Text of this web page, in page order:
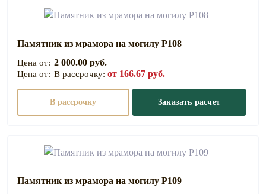
Памятник из мрамора на могилу Р108
2 000.00 руб.
В рассрочку: от 166.67 руб.
В рассрочку Заказать расчет
Памятник из мрамора на могилу Р109